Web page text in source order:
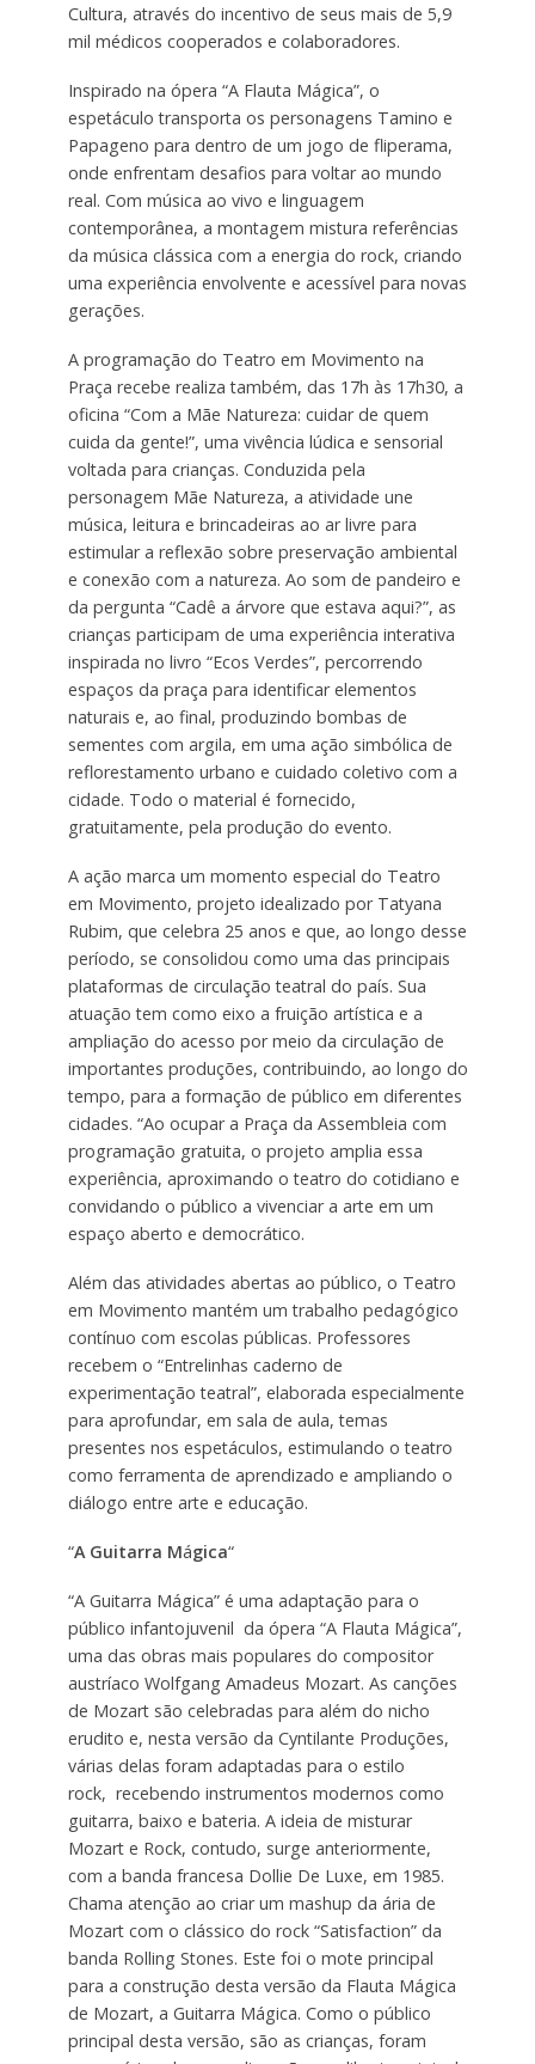
Cultura, através do incentivo de seus mais de 5,9
mil médicos cooperados e colaboradores.
Inspirado na ópera “A Flauta Mágica”, o
espetáculo transporta os personagens Tamino e
Papageno para dentro de um jogo de fliperama,
onde enfrentam desafios para voltar ao mundo
real. Com música ao vivo e linguagem
contemporânea, a montagem mistura referências
da música clássica com a energia do rock, criando
uma experiência envolvente e acessível para novas
gerações.
A programação do Teatro em Movimento na
Praça recebe realiza também, das 17h às 17h30, a
oficina “Com a Mãe Natureza: cuidar de quem
cuida da gente!”, uma vivência lúdica e sensorial
voltada para crianças. Conduzida pela
personagem Mãe Natureza, a atividade une
música, leitura e brincadeiras ao ar livre para
estimular a reflexão sobre preservação ambiental
e conexão com a natureza. Ao som de pandeiro e
da pergunta “Cadê a árvore que estava aqui?”, as
crianças participam de uma experiência interativa
inspirada no livro “Ecos Verdes”, percorrendo
espaços da praça para identificar elementos
naturais e, ao final, produzindo bombas de
sementes com argila, em uma ação simbólica de
reflorestamento urbano e cuidado coletivo com a
cidade. Todo o material é fornecido,
gratuitamente, pela produção do evento.
A ação marca um momento especial do Teatro
em Movimento, projeto idealizado por Tatyana
Rubim, que celebra 25 anos e que, ao longo desse
período, se consolidou como uma das principais
plataformas de circulação teatral do país. Sua
atuação tem como eixo a fruição artística e a
ampliação do acesso por meio da circulação de
importantes produções, contribuindo, ao longo do
tempo, para a formação de público em diferentes
cidades. “Ao ocupar a Praça da Assembleia com
programação gratuita, o projeto amplia essa
experiência, aproximando o teatro do cotidiano e
convidando o público a vivenciar a arte em um
espaço aberto e democrático.
Além das atividades abertas ao público, o Teatro
em Movimento mantém um trabalho pedagógico
contínuo com escolas públicas. Professores
recebem o “Entrelinhas caderno de
experimentação teatral”, elaborada especialmente
para aprofundar, em sala de aula, temas
presentes nos espetáculos, estimulando o teatro
como ferramenta de aprendizado e ampliando o
diálogo entre arte e educação.
“A Guitarra Mágica“
“A Guitarra Mágica” é uma adaptação para o
público infantojuvenil da ópera “A Flauta Mágica”,
uma das obras mais populares do compositor
austríaco Wolfgang Amadeus Mozart. As canções
de Mozart são celebradas para além do nicho
erudito e, nesta versão da Cyntilante Produções,
várias delas foram adaptadas para o estilo
rock, recebendo instrumentos modernos como
guitarra, baixo e bateria. A ideia de misturar
Mozart e Rock, contudo, surge anteriormente,
com a banda francesa Dollie De Luxe, em 1985.
Chama atenção ao criar um mashup da ária de
Mozart com o clássico do rock “Satisfaction” da
banda Rolling Stones. Este foi o mote principal
para a construção desta versão da Flauta Mágica
de Mozart, a Guitarra Mágica. Como o público
principal desta versão, são as crianças, foram